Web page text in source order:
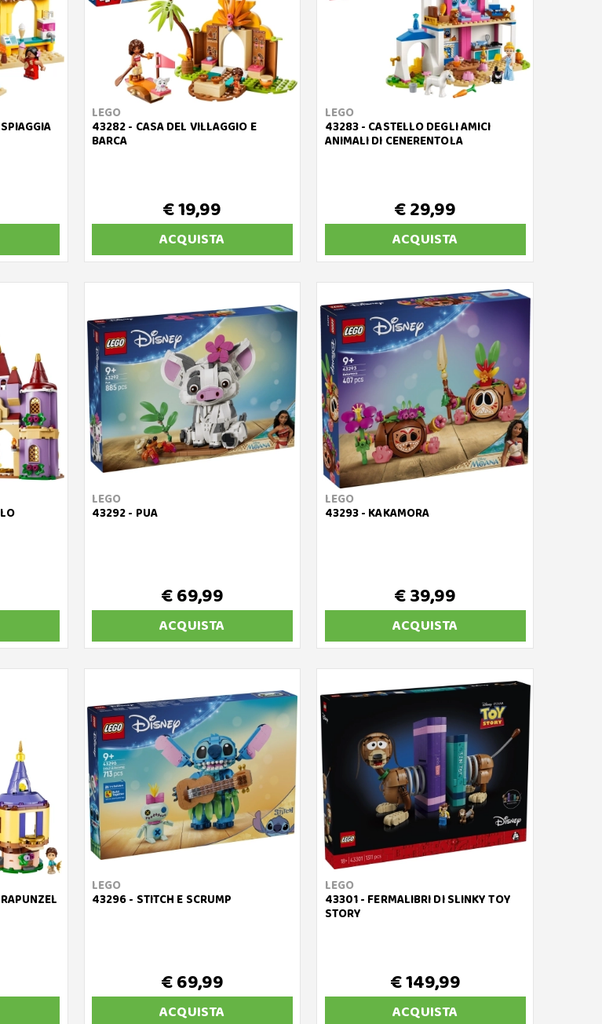
LEGO
43282 - CASA DEL VILLAGGIO E
BARCA
€ 19,99
ACQUISTA
LEGO
43283 - CASTELLO DEGLI AMICI
ANIMALI DI CENERENTOLA
€ 29,99
ACQUISTA
LEGO
43292 - PUA
€ 69,99
ACQUISTA
LEGO
43293 - KAKAMORA
€ 39,99
ACQUISTA
LEGO
43296 - STITCH E SCRUMP
€ 69,99
ACQUISTA
LEGO
43301 - FERMALIBRI DI SLINKY TOY
STORY
€ 149,99
ACQUISTA